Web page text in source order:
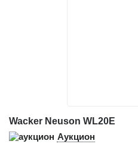
Wacker Neuson WL20E
Аукцион